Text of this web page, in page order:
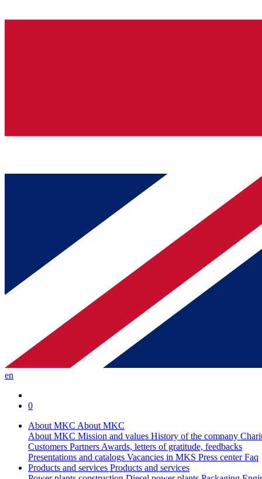
en
0
About MKC About MKC
About MKC Mission and values History of the company
Customers PartnersAwards, letters of gratitude, feedbacks
Presentations and catalogs Vacancies in MKS Press centerFaq
Products and services Products and services